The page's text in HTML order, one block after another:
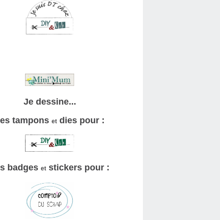
Je dessine...
tampons et dies pour :
badges et stickers pour :